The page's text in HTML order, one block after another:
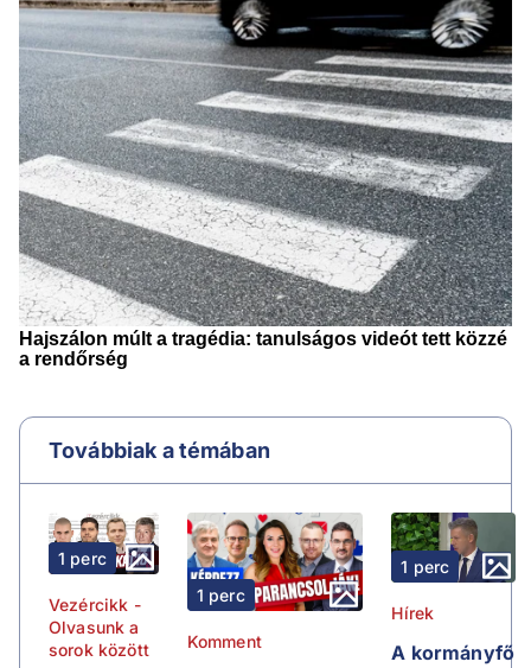
Továbbiak a témában
1 perc
Vezércikk -
Olvasunk a
sorok között
1 perc
Komment
1 perc
Hírek
A kormányfő